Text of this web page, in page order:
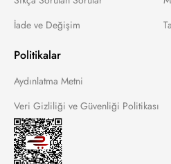
İade ve Değişim
Politikalar
Aydınlatma Metni
Veri Gizliliği ve Güvenliği Politikası